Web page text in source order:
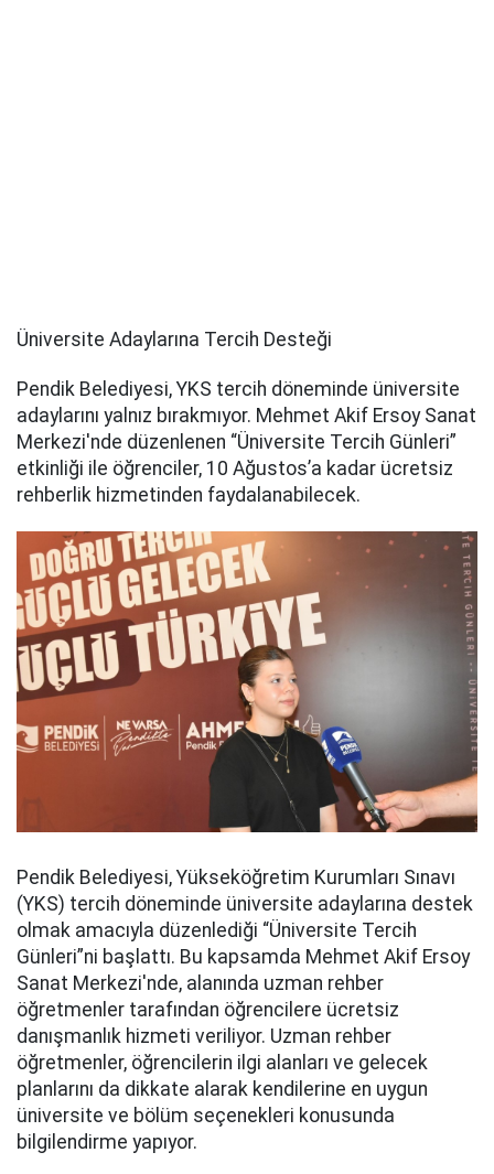
Üniversite Adaylarına Tercih Desteği
Pendik Belediyesi, YKS tercih döneminde üniversite
adaylarını yalnız bırakmıyor. Mehmet Akif Ersoy Sanat
Merkezi'nde düzenlenen “Üniversite Tercih Günleri”
etkinliği ile öğrenciler, 10 Ağustos’a kadar ücretsiz
rehberlik hizmetinden faydalanabilecek.
Pendik Belediyesi, Yükseköğretim Kurumları Sınavı
(YKS) tercih döneminde üniversite adaylarına destek
olmak amacıyla düzenlediği “Üniversite Tercih
Günleri”ni başlattı. Bu kapsamda Mehmet Akif Ersoy
Sanat Merkezi'nde, alanında uzman rehber
öğretmenler tarafından öğrencilere ücretsiz
danışmanlık hizmeti veriliyor. Uzman rehber
öğretmenler, öğrencilerin ilgi alanları ve gelecek
planlarını da dikkate alarak kendilerine en uygun
üniversite ve bölüm seçenekleri konusunda
bilgilendirme yapıyor.